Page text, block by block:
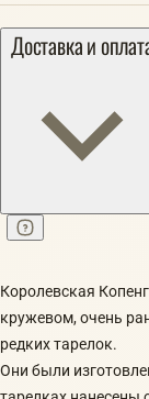
Доставка и
Королевская
кружевом, очень
редких тарелок.
Они были